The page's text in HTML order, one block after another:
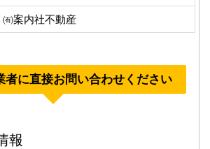
㈲案内社不動産
者に直接お問い合わせください
報